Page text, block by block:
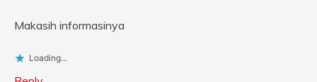
Makasih informasinya
Loading...